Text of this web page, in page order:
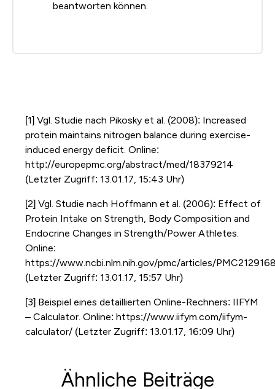
beantworten können.
[1] Vgl. Studie nach Pikosky et al. (2008): Increased
protein maintains nitrogen balance during exercise-
induced energy deficit. Online:
http://europepmc.org/abstract/med/18379214
(Letzter Zugriff: 13.01.17, 15:43 Uhr)
[2] Vgl. Studie nach Hoffmann et al. (2006): Effect of
Protein Intake on Strength, Body Composition and
Endocrine Changes in Strength/Power Athletes.
Online:
https://www.ncbi.nlm.nih.gov/pmc/articles/
(Letzter Zugriff: 13.01.17, 15:57 Uhr)
[3] Beispiel eines detaillierten Online-Rechners: IIFYM
– Calculator. Online: https://www.iifym.com/iifym-
calculator/ (Letzter Zugriff: 13.01.17, 16:09 Uhr)
Ähnliche Beiträge